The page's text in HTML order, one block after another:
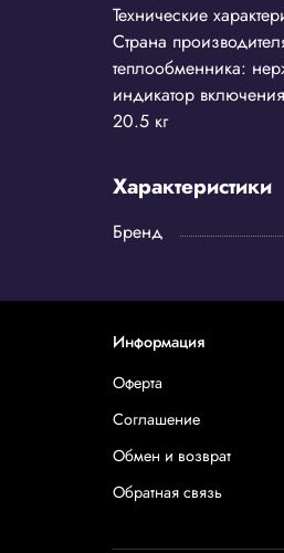
Технические
Страна
теплообменника:
индикатор
20.5 кг
Характеристики
Бренд
Информация
Оферта
Соглашение
Обмен и возврат
Обратная связь